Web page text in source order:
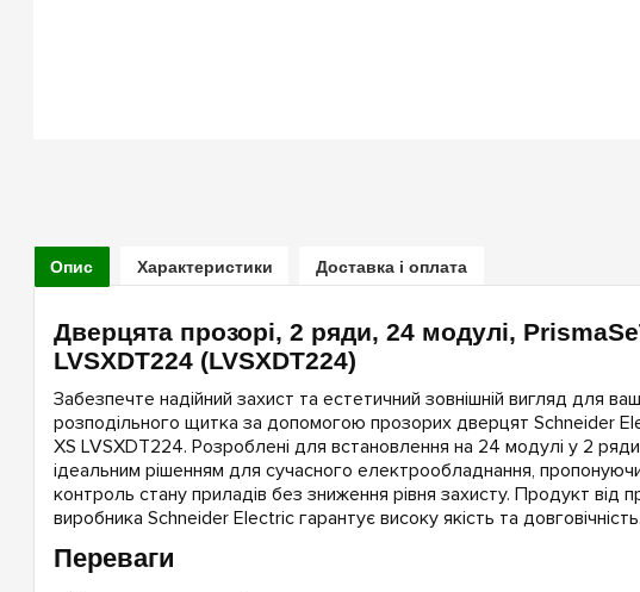
Опис Характеристики Доставка і оплата
Дверцята прозорі, 2 ряди, 24 модулі,
LVSXDT224 (LVSXDT224)
Забезпечте надійний захист та естетичний зовнішній вигляд для
розподільного щитка за допомогою прозорих дверцят Schneider
XS LVSXDT224. Розроблені для встановлення на 24 модулі у 2
ідеальним рішенням для сучасного електрообладнання,
контроль стану приладів без зниження рівня захисту. Продукт від
виробника Schneider Electric гарантує високу якість та довговічність.
Переваги